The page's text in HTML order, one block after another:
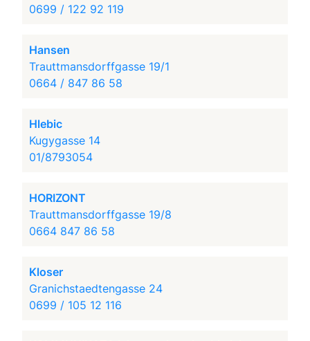
0699 / 122 92 119
Hansen
Trauttmansdorffgasse 19/1
0664 / 847 86 58
Hlebic
Kugygasse 14
01/8793054
HORIZONT
Trauttmansdorffgasse 19/8
0664 847 86 58
Kloser
Granichstaedtengasse 24
0699 / 105 12 116